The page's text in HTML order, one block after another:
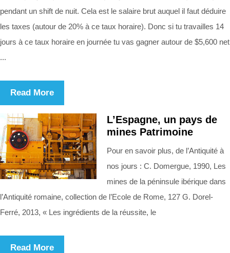
pendant un shift de nuit. Cela est le salaire brut auquel il faut déduire
les taxes (autour de 20% à ce taux horaire). Donc si tu travailles 14
jours à ce taux horaire en journée tu vas gagner autour de $5,600 net
...
Read More
L’Espagne, un pays de
mines Patrimoine
Pour en savoir plus, de l’Antiquité à
nos jours : C. Domergue, 1990, Les
mines de la péninsule ibérique dans
l’Antiquité romaine, collection de l’Ecole de Rome, 127 G. Dorel-
Ferré, 2013, « Les ingrédients de la réussite, le
Read More